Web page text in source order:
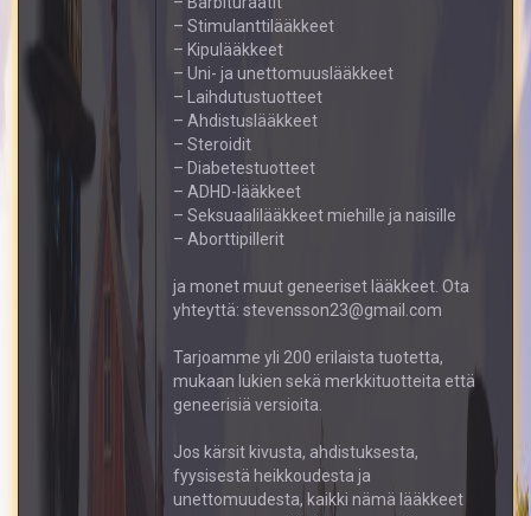
– Stimulanttilääkkeet
– Kipulääkkeet
– Uni- ja unettomuuslääkkeet
– Laihdutustuotteet
– Ahdistuslääkkeet
– Steroidit
– Diabetestuotteet
– ADHD-lääkkeet
– Seksuaalilääkkeet miehille ja naisille
– Aborttipillerit
ja monet muut geneeriset lääkkeet. Ota
yhteyttä: stevensson23@gmail.com
Tarjoamme yli 200 erilaista tuotetta,
mukaan lukien sekä merkkituotteita että
geneerisiä versioita.
Jos kärsit kivusta, ahdistuksesta,
fyysisestä heikkoudesta ja
unettomuudesta, kaikki nämä lääkkeet